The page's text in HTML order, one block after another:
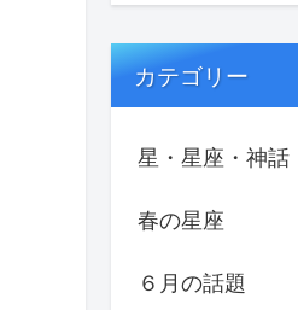
カテゴリー
星・星座・神話
春の星座
６月の話題